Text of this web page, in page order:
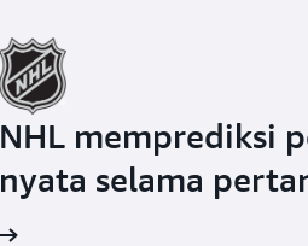
NHL memprediksi
nyata selama
SOCAR
memproses data